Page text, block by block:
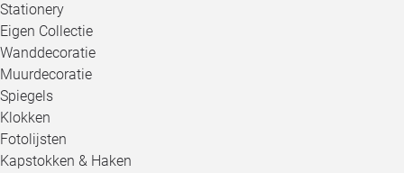
Stationery
Eigen Collectie
Wanddecoratie
Muurdecoratie
Spiegels
Klokken
Fotolijsten
Kapstokken & Haken